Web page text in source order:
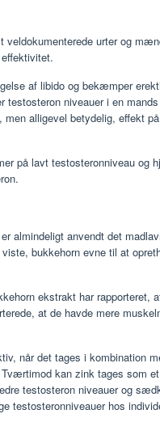
veldokumenterede urter og
af libido og bekæmper
testosteron niveauer i en
men alligevel betydelig, effekt
på lavt testosteronniveau og
almindeligt anvendt det
bukkehorn evne til at
ekstrakt har rapporteret,
at de havde mere
når det tages i kombination
kan zink tages som
testosteron niveauer og
testosteronniveauer hos